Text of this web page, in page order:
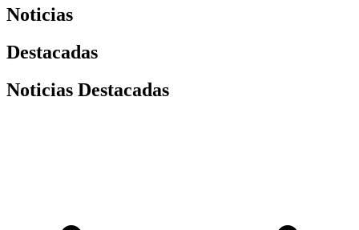
Noticias
Destacadas
Noticias Destacadas